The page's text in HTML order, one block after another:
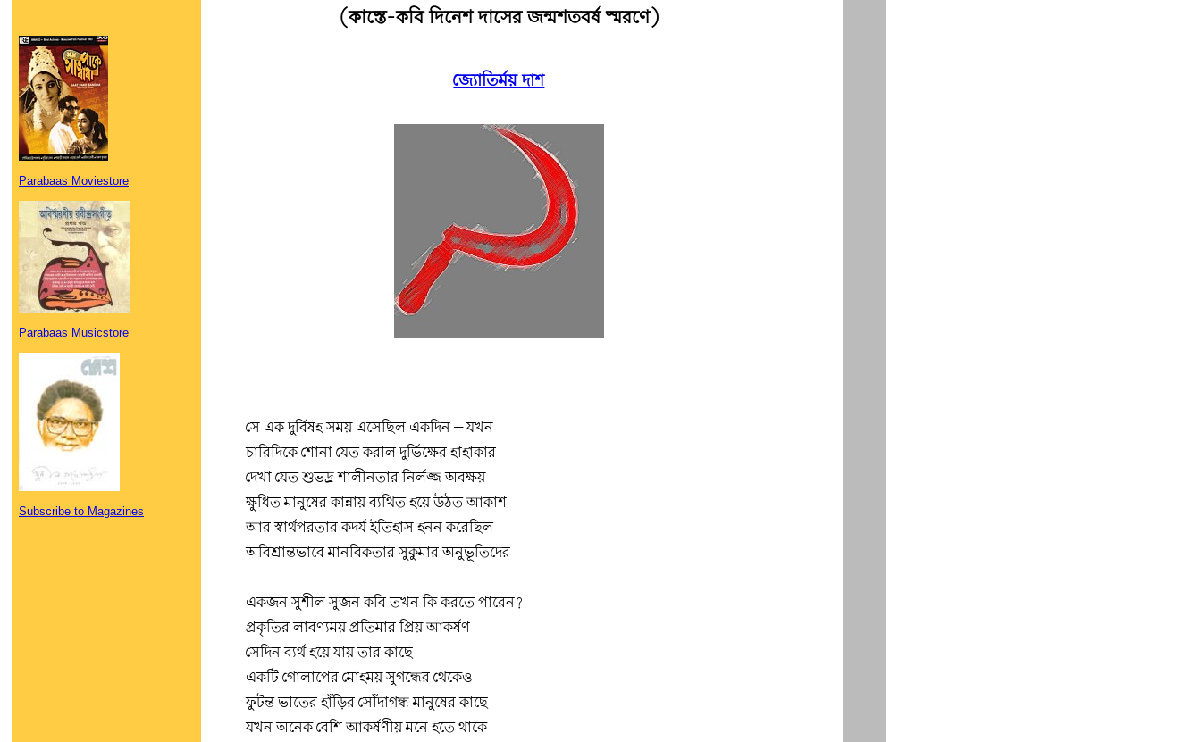
Parabaas Moviestore
Parabaas Musicstore
Subscribe to Magazines
(কাস্তে-কবি দিনেশ দাসের জন্মশতবর্ষ স্মরণে)
জ্যোতির্ময় দাশ
সে এক দুর্বিষহ সময় এসেছিল একদিন – যখন
চারিদিকে শোনা যেত করাল দুর্ভিক্ষের হাহাকার
দেখা যেত শুভদ্র শালীনতার নির্লজ্জ অবক্ষয়
ক্ষুধিত মানুষের কান্নায় ব্যথিত হয়ে উঠত আকাশ
আর স্বার্থপরতার কদর্য ইতিহাস হনন করেছিল
অবিশ্রান্তভাবে মানবিকতার সুকুমার অনুভূতিদের
একজন সুশীল সুজন কবি তখন কি করতে পারেন?
প্রকৃতির লাবণ্যময় প্রতিমার প্রিয় আকর্ষণ
সেদিন ব্যর্থ হয়ে যায় তার কাছে
একটি গোলাপের মোহময় সুগন্ধের থেকেও
ফুটন্ত ভাতের হাঁড়ির সোঁদাগন্ধ মানুষের কাছে
যখন অনেক বেশি আকর্ষণীয় মনে হতে থাকে